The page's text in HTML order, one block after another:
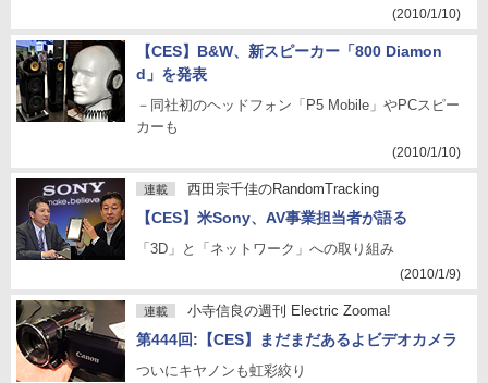
(2010/1/10)
【CES】B&W、新スピーカー「800 Diamon
d」を発表
－同社初のヘッドフォン「P5 Mobile」やPCスピー
カーも
(2010/1/10)
連載 西田宗千佳のRandomTracking
【CES】米Sony、AV事業担当者が語る
「3D」と「ネットワーク」への取り組み
(2010/1/9)
連載 小寺信良の週刊 Electric Zooma!
第444回:【CES】まだまだあるよビデオカメラ
ついにキヤノンも虹彩絞り